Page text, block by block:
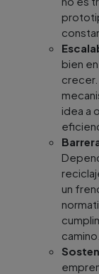
bien
crecer.
idea a
un
camino.